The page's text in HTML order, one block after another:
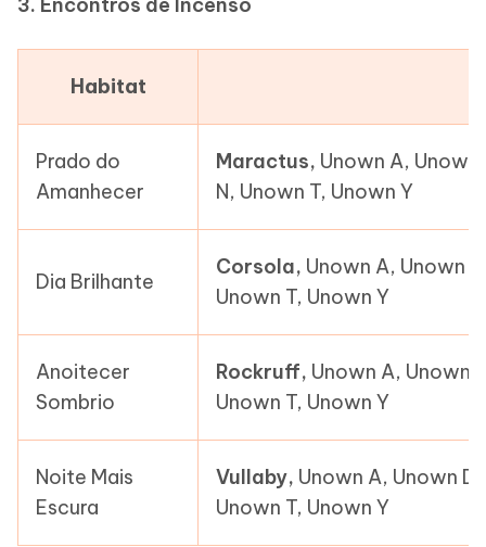
3. Encontros de Incenso
Habitat
Prado do
Amanhecer
Maractus, Unown A, Unown
N, Unown T, Unown Y
Dia Brilhante
Corsola, Unown A, Unown
Unown T, Unown Y
Anoitecer
Sombrio
Rockruff, Unown A, Unown
Unown T, Unown Y
Noite Mais
Escura
Vullaby, Unown A, Unown
Unown T, Unown Y